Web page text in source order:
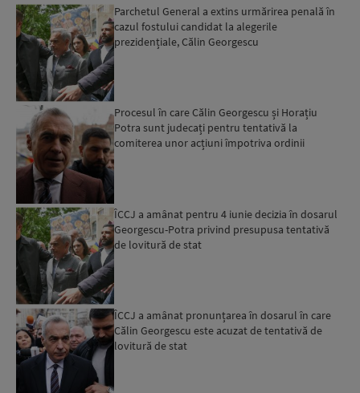
Parchetul General a extins urmărirea penală în
cazul fostului candidat la alegerile
prezidențiale, Călin Georgescu
Procesul în care Călin Georgescu și Horațiu
Potra sunt judecați pentru tentativă la
comiterea unor acțiuni împotriva ordinii
ÎCCJ a amânat pentru 4 iunie decizia în dosarul
Georgescu-Potra privind presupusa tentativă
de lovitură de stat
ÎCCJ a amânat pronunțarea în dosarul în care
Călin Georgescu este acuzat de tentativă de
lovitură de stat